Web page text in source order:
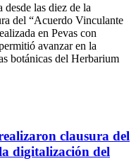
las diez de la
del “Acuerdo Vinculante
en Pevas con
avanzar en la
botánicas del Herbarium
clausura del
digitalización del